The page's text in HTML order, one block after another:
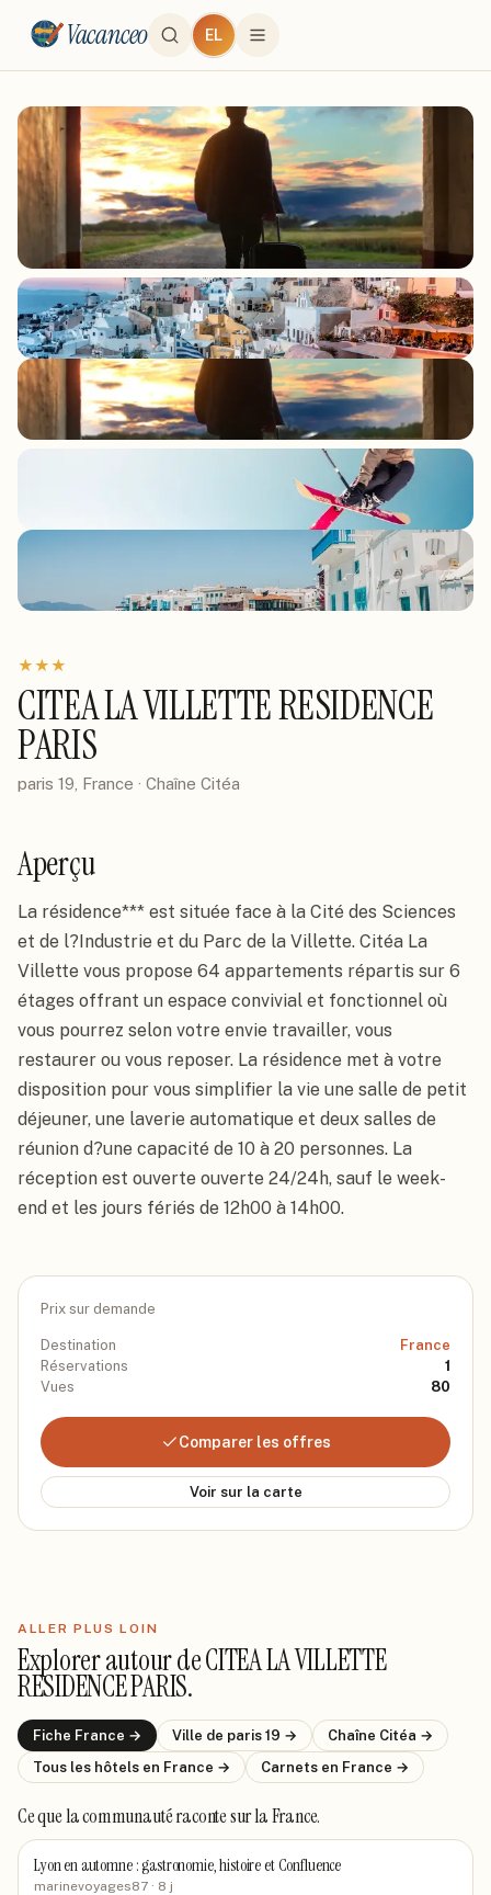
Vacanceo EL
★★★
CITEA LA VILLETTE RESIDENCE
PARIS
paris 19, France · Chaîne Citéa
Aperçu
La résidence*** est située face à la Cité des Sciences
et de l?Industrie et du Parc de la Villette. Citéa La
Villette vous propose 64 appartements répartis sur 6
étages offrant un espace convivial et fonctionnel où
vous pourrez selon votre envie travailler, vous
restaurer ou vous reposer. La résidence met à votre
disposition pour vous simplifier la vie une salle de petit
déjeuner, une laverie automatique et deux salles de
réunion d?une capacité de 10 à 20 personnes. La
réception est ouverte ouverte 24/24h, sauf le week-
end et les jours fériés de 12h00 à 14h00.
Prix sur demande
Destination
France
Réservations
1
Vues
80
Comparer les offres
Voir sur la carte
ALLER PLUS LOIN
Explorer autour deCITEA LA VILLETTE
RESIDENCE PARIS.
Fiche France → Ville de paris 19 → Chaîne Citéa →
Tous les hôtels en France → Carnets en France →
Ce que la communauté racontesur la France.
Lyon en automne : gastronomie, histoire et Confluence
marinevoyages87 · 8 j